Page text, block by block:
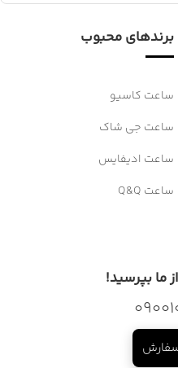
برندهای محبوب
ساعت کاسیو
ساعت جی شاک
ساعت ادیفایس
ساعت Q&Q
ما بپرسید!